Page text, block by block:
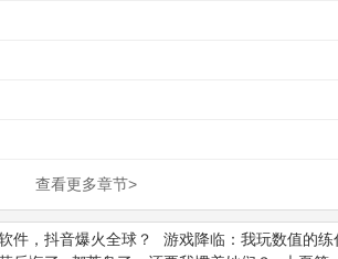
查看更多章节>
件，抖音爆火全球？ 游戏降临：我玩数值的练